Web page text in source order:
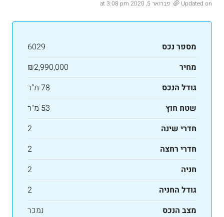
Updated on פברואר 5, 2020 at 3:08 pm
מספר נכס
6029
מחיר
₪2,990,000
גודל הנכס
78 מ"ר
שטח חוץ
53 מ"ר
חדרי שינה
2
חדרי רחצה
2
חניה
2
גודל החניה
2
מצב הנכס
נמכר